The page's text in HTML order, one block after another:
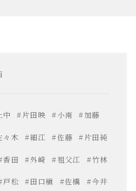
中 #片田映 #小南 #加藤
々木 #細江 #佐藤 #片田純
香田 #外崎 #祖父江 #竹林
戸松 #田口槇 #佐橋 #今井